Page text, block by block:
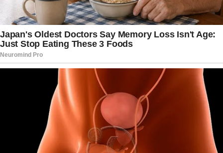
2025. Na ocasião, o helicóptero em que ele
participava de uma operação sobrevoava a
região de Bangu quando foi atingido por
disparos. Felipe sofreu um grave ferimento na
cabeça e precisou passar por várias cirurgias ao
longo dos meses. Após um longo período de
internação, chegou a apresentar melhora e
recebeu alta hospitalar em dezembro, sendo
transferido para um centro de reabilitação.